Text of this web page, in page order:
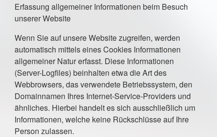
Erfassung allgemeiner Informationen beim Besuch
unserer Website
Wenn Sie auf unsere Website zugreifen, werden
automatisch mittels eines Cookies Informationen
allgemeiner Natur erfasst. Diese Informationen
(Server-Logfiles) beinhalten etwa die Art des
Webbrowsers, das verwendete Betriebssystem, den
Domainnamen Ihres Internet-Service-Providers und
ähnliches. Hierbei handelt es sich ausschließlich um
Informationen, welche keine Rückschlüsse auf Ihre
Person zulassen.